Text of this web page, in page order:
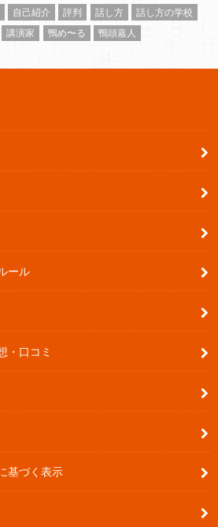
自己紹介 評判 話し方
話し方の学校
講演家 鴨め〜る 鴨頭嘉人
ール
・口コミ
基づく表示